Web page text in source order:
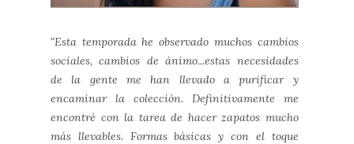
"Esta temporada he observado muchos cambios
sociales, cambios de ánimo...estas necesidades
de la gente me han llevado a purificar y
encaminar la colección. Definitivamente me
encontré con la tarea de hacer zapatos mucho
más llevables. Formas básicas y con el toque